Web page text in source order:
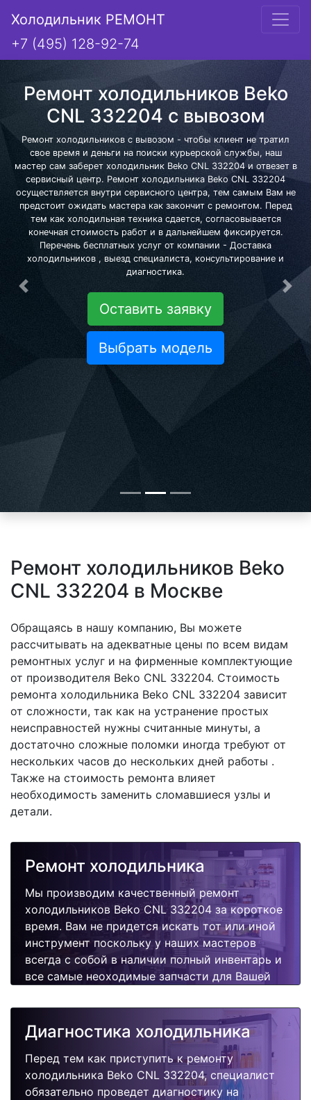
Холодильник РЕМОНТ
+7 (495) 128-92-74
Ремонт холодильников Beko
CNL 332204 с вывозом
Ремонт холодильников с вывозом - чтобы клиент не тратил
свое время и деньги на поиски курьерской службы, наш
мастер сам заберет холодильник Beko CNL 332204 и отвезет в
сервисный центр. Ремонт холодильника Beko CNL 332204
осуществляется внутри сервисного центра, тем самым Вам не
предстоит ожидать мастера как закончит с ремонтом. Перед
тем как холодильная техника сдается, согласовывается
конечная стоимость работ и в дальнейшем фиксируется.
Перечень бесплатных услуг от компании - Доставка
холодильников , выезд специалиста, консультирование и
диагностика.
Оставить заявку
Выбрать модель
Предыдущая
Ремонт холодильников Beko
CNL 332204 в Москве
Обращаясь в нашу компанию, Вы можете
рассчитывать на адекватные цены по всем видам
ремонтных услуг и на фирменные комплектующие
от производителя Beko CNL 332204. Стоимость
ремонта холодильника Beko CNL 332204 зависит
от сложности, так как на устранение простых
неисправностей нужны считанные минуты, а
достаточно сложные поломки иногда требуют от
нескольких часов до нескольких дней работы .
Также на стоимость ремонта влияет
необходимость заменить сломавшиеся узлы и
детали.
Ремонт холодильника
Мы производим качественный ремонт
холодильников Beko CNL 332204 за короткое
время. Вам не придется искать тот или иной
инструмент поскольку у наших мастеров
всегда с собой в наличии полный инвентарь и
все самые неоходимые запчасти для Вашей
качественно и недорого.
Диагностика холодильника
Перед тем как приступить к ремонту
холодильника Beko CNL 332204, специалист
обязательно проведет диагностику на